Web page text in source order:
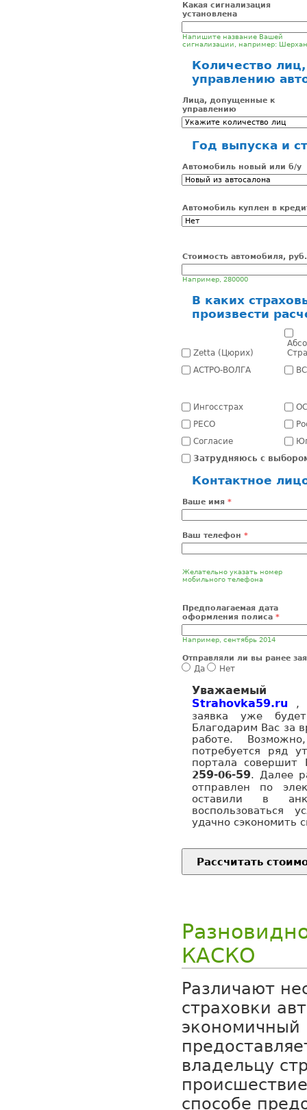
Какая сигнализация
установлена
Напишите название Вашей
сигнализации, например: Шерхан
Количество
управлению
Лица, допущенные к
управлению
Год выпуска и
Автомобиль новый или б/у
Автомобиль куплен в
Стоимость автомобиля, руб.
Например, 280000
В каких
произвести
Zetta (Цюрих)
АСТРО-ВОЛГА
Ингосстрах
РЕСО
Согласие
Затрудняюсь с
Контактное
Ваше имя *
Ваш телефон *
Желательно указать номер
мобильного телефона
Предполагаемая дата
оформления полиса *
Например, сентябрь 2014
Отправляли ли вы ранее
Да Нет
Уважаемый
Strahovka59.ru
,
заявка уже
Благодарим Вас за
работе.
потребуется ряд
портала
259-06-59. Далее
отправлен по
оставили в
воспользоваться
удачно сэкономить
КАСКО
Различают
страховки
экономичный
владельцу
способе